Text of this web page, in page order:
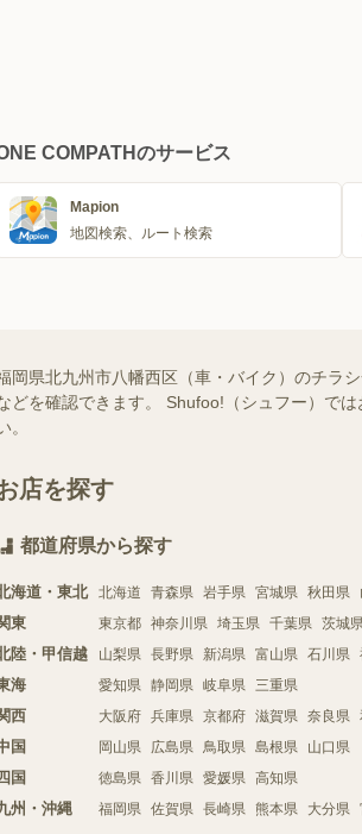
COMPATHのサービス
Mapion
地図検索、ルート検索
岡県北九州市八幡西区（車・バイク）のチラ
どを確認できます。 Shufoo!（シュフー）で
。
店を探す
都道府県から探す
海道・東北 北海道 青森県 岩手県 宮城県 秋田県
東 東京都 神奈川県 埼玉県 千葉県 茨城
陸・甲信越 山梨県 長野県 新潟県 富山県 石川県
海 愛知県 静岡県 岐阜県 三重県
西 大阪府 兵庫県 京都府 滋賀県 奈良県
国 岡山県 広島県 鳥取県 島根県 山口県
四国 徳島県 香川県 愛媛県 高知県
州・沖縄 福岡県 佐賀県 長崎県 熊本県 大分県